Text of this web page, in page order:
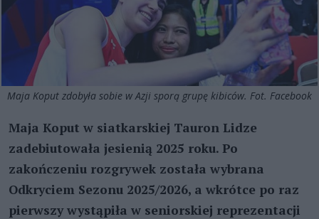
Maja Koput zdobyła sobie w Azji sporą grupę kibiców. Fot. Facebook
Maja Koput w siatkarskiej Tauron Lidze
zadebiutowała jesienią 2025 roku. Po
zakończeniu rozgrywek została wybrana
Odkryciem Sezonu 2025/2026, a wkrótce po raz
pierwszy wystąpiła w seniorskiej reprezentacji